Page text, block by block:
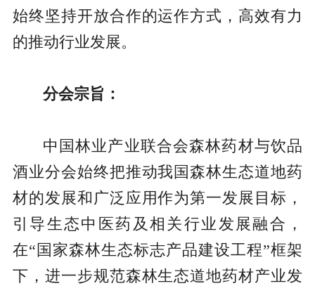
始终坚持开放合作的运作方式，高效有力
的推动行业发展。
分会宗旨：
中国林业产业联合会森林药材与饮品
酒业分会始终把推动我国森林生态道地药
材的发展和广泛应用作为第一发展目标，
引导生态中医药及相关行业发展融合，
在“国家森林生态标志产品建设工程”框架
下，进一步规范森林生态道地药材产业发